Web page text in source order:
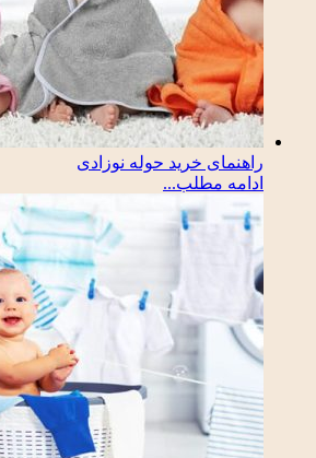
راهنمای خرید حوله نوزادی
ادامه مطلب...